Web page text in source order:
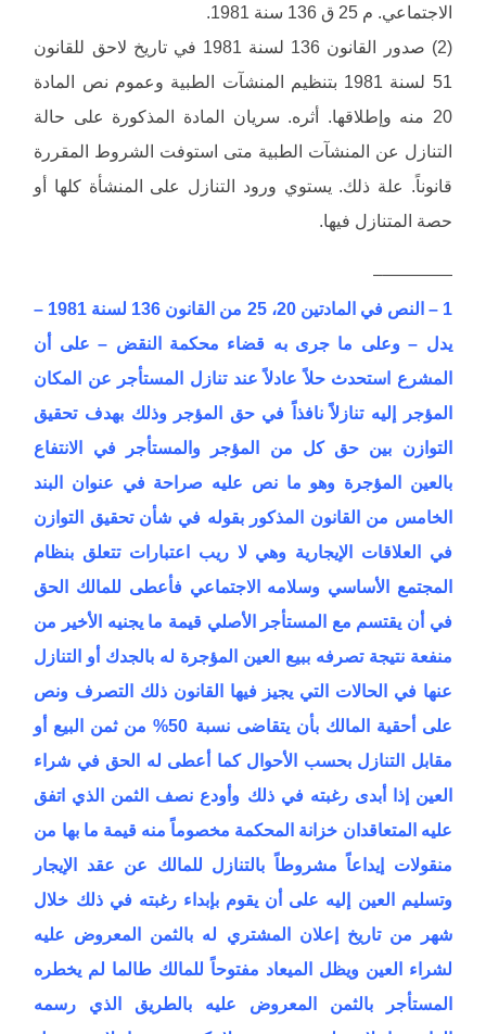
الاجتماعي. م 25 ق 136 سنة 1981.
(2) صدور القانون 136 لسنة 1981 في تاريخ لاحق للقانون
51 لسنة 1981 بتنظيم المنشآت الطبية وعموم نص المادة
20 منه وإطلاقها. أثره. سريان المادة المذكورة على حالة
التنازل عن المنشآت الطبية متى استوفت الشروط المقررة
قانوناً. علة ذلك. يستوي ورود التنازل على المنشأة كلها أو
حصة المتنازل فيها.
————–
1 – النص في المادتين 20، 25 من القانون 136 لسنة 1981 –
يدل – وعلى ما جرى به قضاء محكمة النقض – على أن
المشرع استحدث حلاً عادلاً عند تنازل المستأجر عن المكان
المؤجر إليه تنازلاً نافذاً في حق المؤجر وذلك بهدف تحقيق
التوازن بين حق كل من المؤجر والمستأجر في الانتفاع
بالعين المؤجرة وهو ما نص عليه صراحة في عنوان البند
الخامس من القانون المذكور بقوله في شأن تحقيق التوازن
في العلاقات الإيجارية وهي لا ريب اعتبارات تتعلق بنظام
المجتمع الأساسي وسلامه الاجتماعي فأعطى للمالك الحق
في أن يقتسم مع المستأجر الأصلي قيمة ما يجنيه الأخير من
منفعة نتيجة تصرفه ببيع العين المؤجرة له بالجدك أو التنازل
عنها في الحالات التي يجيز فيها القانون ذلك التصرف ونص
على أحقية المالك بأن يتقاضى نسبة 50% من ثمن البيع أو
مقابل التنازل بحسب الأحوال كما أعطى له الحق في شراء
العين إذا أبدى رغبته في ذلك وأودع نصف الثمن الذي اتفق
عليه المتعاقدان خزانة المحكمة مخصوماً منه قيمة ما بها من
منقولات إيداعاً مشروطاً بالتنازل للمالك عن عقد الإيجار
وتسليم العين إليه على أن يقوم بإبداء رغبته في ذلك خلال
شهر من تاريخ إعلان المشتري له بالثمن المعروض عليه
لشراء العين ويظل الميعاد مفتوحاً للمالك طالما لم يخطره
المستأجر بالثمن المعروض عليه بالطريق الذي رسمه